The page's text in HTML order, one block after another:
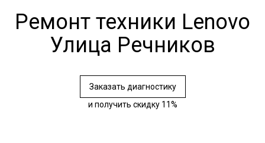
Ремонт техники Lenovo
Улица Речников
Заказать диагностику
и получить скидку 11%